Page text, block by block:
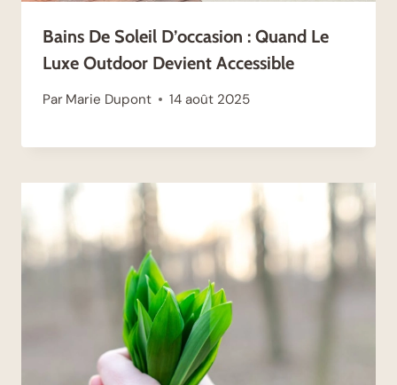
Bains De Soleil D’occasion : Quand Le
Luxe Outdoor Devient Accessible
Par Marie Dupont 14 août 2025